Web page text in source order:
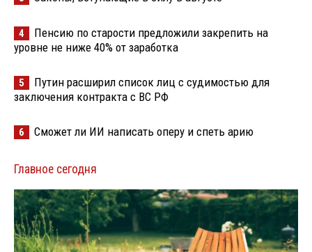
4
Пенсию по старости предложили закрепить на
уровне не ниже 40% от заработка
5
Путин расширил список лиц с судимостью для
заключения контракта с ВС РФ
6 Сможет ли ИИ написать оперу и спеть арию
Главное сегодня